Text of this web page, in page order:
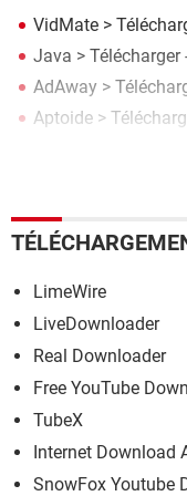
VidMate >
Java >
AdAway >
Aptoide >
>
LimeWire
LiveDownloader
Real Downloader
Free YouTube
TubeX
Internet Download
SnowFox Youtube